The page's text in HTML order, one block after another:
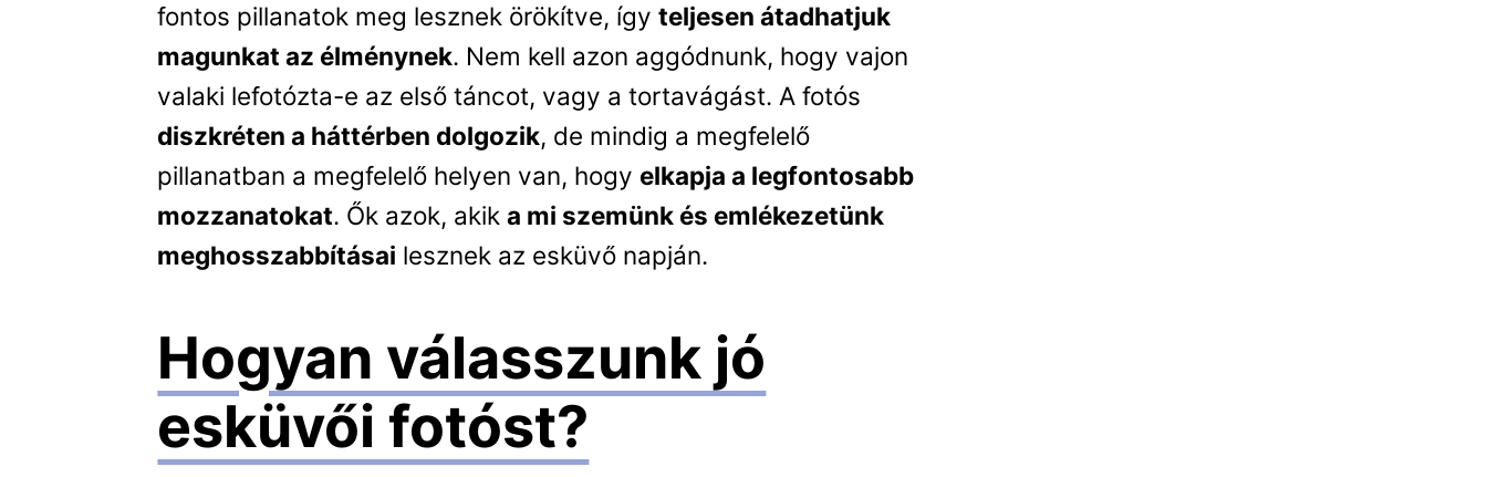
fontos pillanatok meg lesznek örökítve, ígyteljesen átadhatjuk
magunkat az élménynek. Nem kell azon aggódnunk, hogy vajon
valaki lefotózta-e az első táncot, vagy a tortavágást. A fotós
diszkréten a háttérben dolgozik, de mindig a megfelelő
pillanatban a megfelelő helyen van, hogy elkapja a legfontosabb
mozzanatokat. Ők azok, akika mi szemünk és emlékezetünk
meghosszabbításai lesznek az esküvő napján.
Hogyan válasszunk jó
esküvői fotóst?